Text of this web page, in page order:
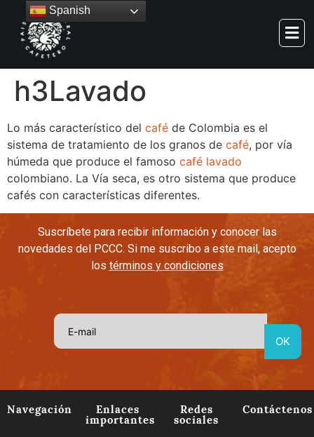
h3Lavado
Lo más característico del café de Colombia es el
sistema de tratamiento de los granos de café, por vía
húmeda que produce el famoso café lavado
colombiano. La Vía seca, es otro sistema que produce
cafés con características diferentes.
Suscríbete para recibir información y conocer las
novedades del PCCC. Si me suscribo a este mail, acepto
los términos y condiciones
Navegación Enlaces
importantes
Redes
sociales
Contáctenos
Spanish